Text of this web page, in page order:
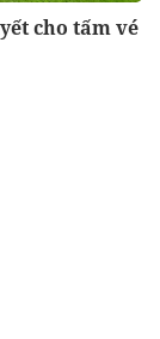
cho tấm vé